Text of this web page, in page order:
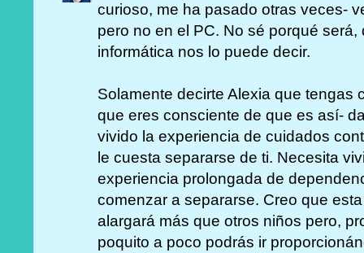
curioso, me ha pasado otras veces-
pero no en el PC. No sé porqué
informática nos lo puede decir.
Solamente decirte Alexia que tengas
que eres consciente de que es así-
vivido la experiencia de cuidados
le cuesta separarse de ti. Necesita
experiencia prolongada de
comenzar a separarse. Creo que
alargará más que otros niños pero,
poquito a poco podrás ir